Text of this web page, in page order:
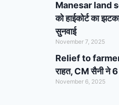
Manesar land
को हाईकोर्ट का
सुनवाई
November 7, 2025
Relief to farmers
राहत, CM सैनी ने 6
November 6, 2025